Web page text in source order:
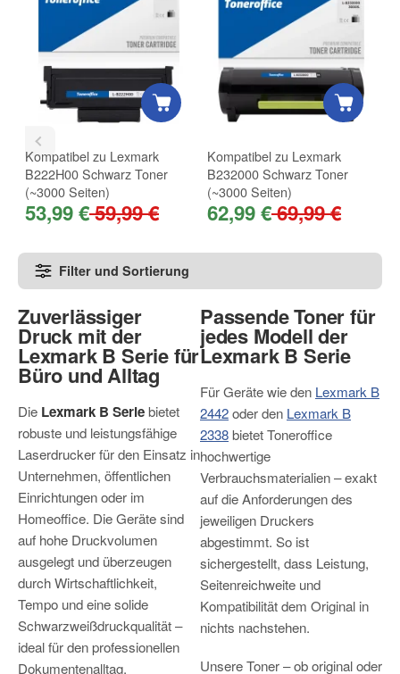
Kompatibel zu Lexmark
B222H00 Schwarz Toner
(~3000 Seiten)
53,99 €59,99 €
Kompatibel zu Lexmark
B232000 Schwarz Toner
(~3000 Seiten)
62,99 €69,99 €
Filter und Sortierung
Zuverlässiger
Druck mit der
Lexmark B Serie für
Büro und Alltag
Die Lexmark B Seriebietet
robuste und leistungsfähige
Laserdrucker für den Einsatz in
Unternehmen, öffentlichen
Einrichtungen oder im
Homeoffice. Die Geräte sind
auf hohe Druckvolumen
ausgelegt und überzeugen
durch Wirtschaftlichkeit,
Tempo und eine solide
Schwarzweißdruckqualität –
ideal für den professionellen
Dokumentenalltag.
Passende Toner für
jedes Modell der
Lexmark B Serie
Für Geräte wie den Lexmark B
2442oder den Lexmark B
2338bietet Toneroffice
hochwertige
Verbrauchsmaterialien – exakt
auf die Anforderungen des
jeweiligen Druckers
abgestimmt. So ist
sichergestellt, dass Leistung,
Seitenreichweite und
Kompatibilität dem Original in
nichts nachstehen.
Unsere Toner – ob original oder